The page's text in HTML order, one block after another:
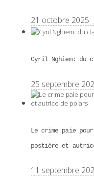
21 octobre 2025
Cyril Nghiem: du
25 septembre
Le crime paie
postière et
11 septembre